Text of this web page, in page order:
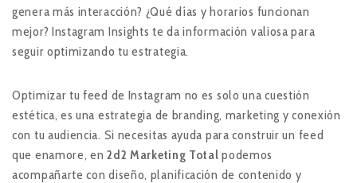
genera más interacción? ¿Qué días y horarios funcionan
mejor? Instagram Insights te da información valiosa para
seguir optimizando tu estrategia.
Optimizar tu feed de Instagram no es solo una cuestión
estética, es una estrategia de branding, marketing y conexión
con tu audiencia. Si necesitas ayuda para construir un feed
que enamore, en2d2 Marketing Total podemos
acompañarte con diseño, planificación de contenido y